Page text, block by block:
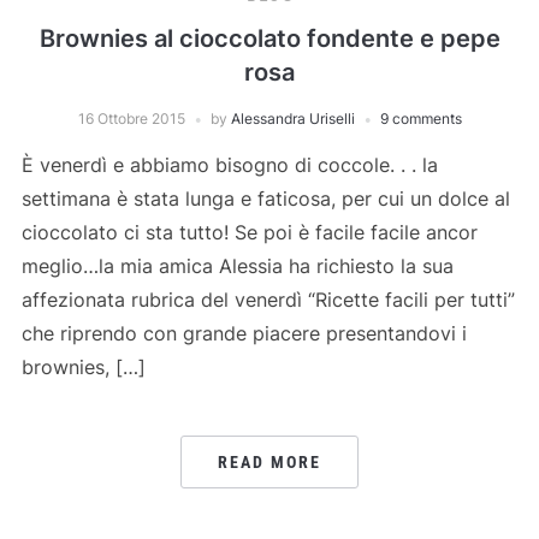
Brownies al cioccolato fondente e pepe
rosa
16 Ottobre 2015 by Alessandra Uriselli 9 comments
È venerdì e abbiamo bisogno di coccole. . . la
settimana è stata lunga e faticosa, per cui un dolce al
cioccolato ci sta tutto! Se poi è facile facile ancor
meglio…la mia amica Alessia ha richiesto la sua
affezionata rubrica del venerdì “Ricette facili per tutti”
che riprendo con grande piacere presentandovi i
brownies, […]
READ MORE